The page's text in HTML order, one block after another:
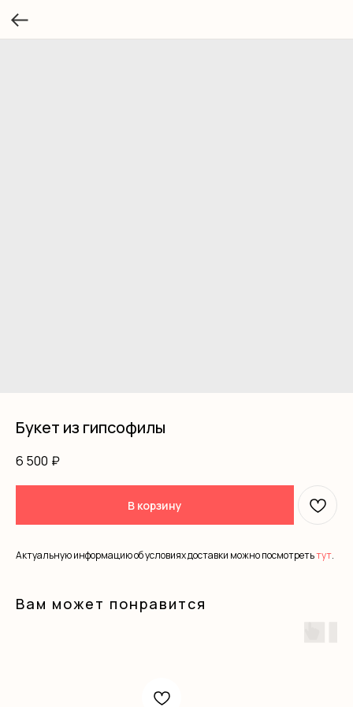
Букет из гипсофилы
6 500 ₽
В корзину
Актуальную информацию об условиях доставки можно посмотретьтут.
Вам может понравится